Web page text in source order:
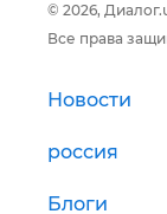
© 2026,
Все права
Новости
россия
Блоги